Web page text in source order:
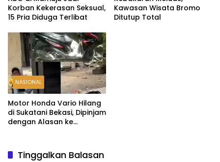
Korban Kekerasan Seksual,
15 Pria Diduga Terlibat
Kawasan Wisata Bromo
Ditutup Total
NASIONAL
Motor Honda Vario Hilang
di Sukatani Bekasi, Dipinjam
dengan Alasan ke
Tinggalkan Balasan